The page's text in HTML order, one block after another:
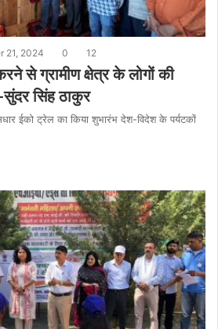
21, 2024 0 12
से ग्रामीण क्षेत्र के लोगों की
सिंह ठाकुर
ईको ट्रेल का किया शुभारंभ देश-विदेश के पर्यटकों